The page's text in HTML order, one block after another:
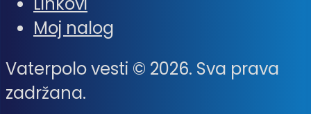
Moj nalog
Vaterpolo vesti © 2026. Sva prava
zadržana.